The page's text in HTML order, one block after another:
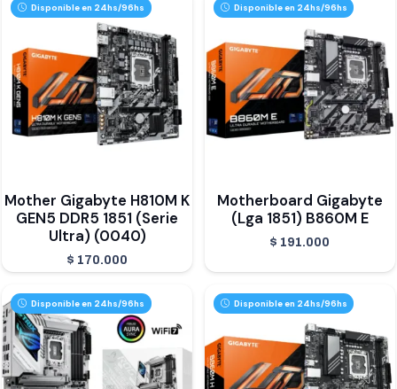
Disponible en 24hs/96hs
Mother Gigabyte H810M K
GEN5 DDR5 1851 (Serie
Ultra) (0040)
$ 170.000
Disponible en 24hs/96hs
Motherboard Gigabyte
(Lga 1851) B860M E
$ 191.000
Disponible en 24hs/96hs Disponible en 24hs/96hs